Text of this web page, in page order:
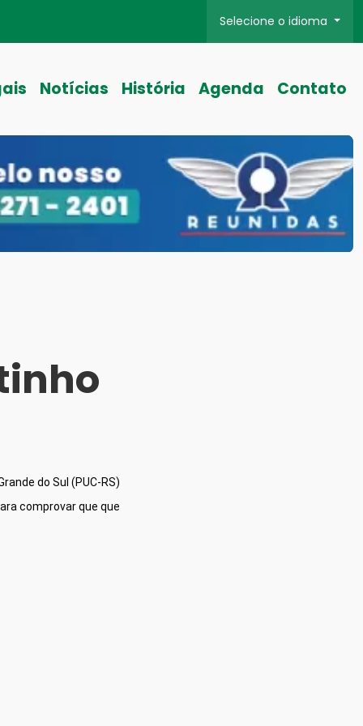
Selecione o idioma
Notícias História Agenda Contato
do Sul (PUC-RS)
comprovar que que